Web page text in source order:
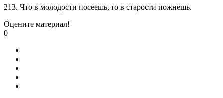
213. Что в молодости посеешь, то в старости пожнешь.
Оцените материал!
0